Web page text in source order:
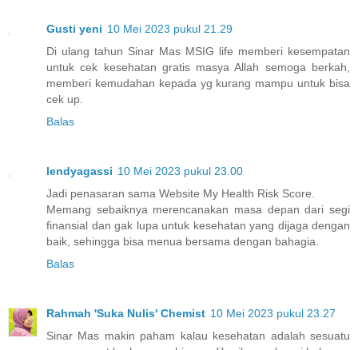
Gusti yeni 10 Mei 2023 pukul 21.29
Di ulang tahun Sinar Mas MSIG life memberi kesempatan
untuk cek kesehatan gratis masya Allah semoga berkah,
memberi kemudahan kepada yg kurang mampu untuk bisa
cek up.
Balas
lendyagassi 10 Mei 2023 pukul 23.00
Jadi penasaran sama Website My Health Risk Score.
Memang sebaiknya merencanakan masa depan dari segi
finansial dan gak lupa untuk kesehatan yang dijaga dengan
baik, sehingga bisa menua bersama dengan bahagia.
Balas
Rahmah 'Suka Nulis' Chemist 10 Mei 2023 pukul 23.27
Sinar Mas makin paham kalau kesehatan adalah sesuatu